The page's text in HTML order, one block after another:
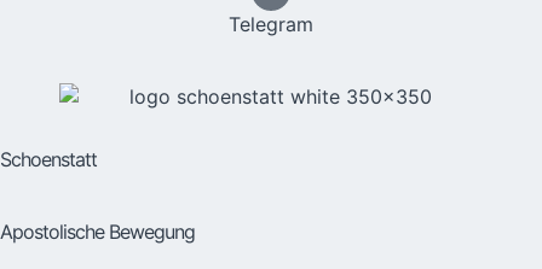
Telegram
Schoenstatt
Apostolische Bewegung